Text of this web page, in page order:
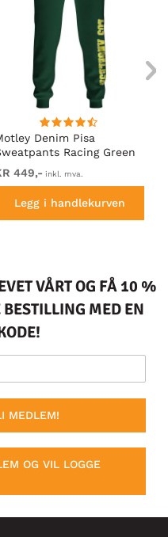
Denim Pisa
Racing Green
449,- inkl. mva.
Legg i handlekurven
VÅRT OG FÅ 10 %
MED EN
MEDLEM!
OG VIL LOGGE